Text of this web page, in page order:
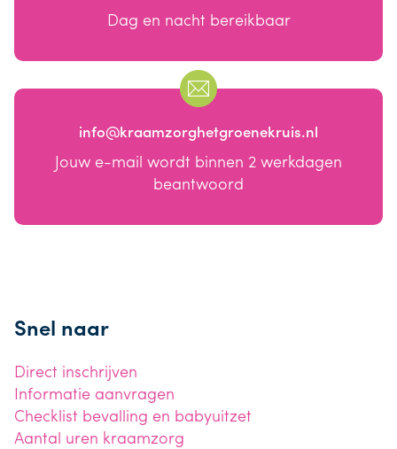
Dag en nacht bereikbaar
info@kraamzorghetgroenekruis.nl
Jouw e-mail wordt binnen 2 werkdagen
beantwoord
Snel naar
Direct inschrijven
Informatie aanvragen
Checklist bevalling en babyuitzet
Aantal uren kraamzorg